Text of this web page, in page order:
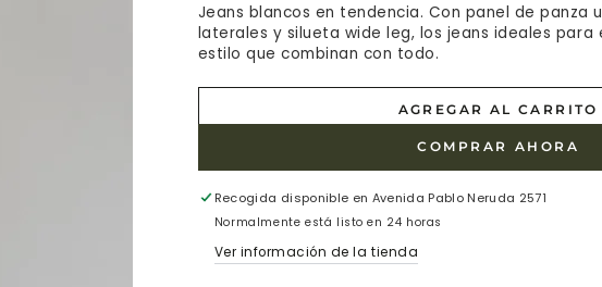
Jeans blancos en tendencia. Con panel de panza
laterales y silueta wide leg, los jeans ideales para
estilo que combinan con todo.
AGREGAR AL CARRITO
COMPRAR AHORA
Recogida disponible en Avenida Pablo Neruda 2571
Normalmente está listo en 24 horas
Ver información de la tienda